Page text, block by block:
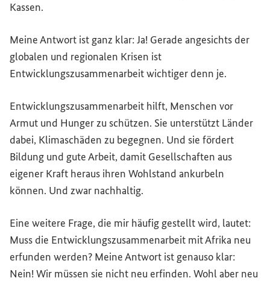
Kassen.
Meine Antwort ist ganz klar: Ja! Gerade angesichts der
globalen und regionalen Krisen ist
Entwicklungszusammenarbeit wichtiger denn je.
Entwicklungszusammenarbeit hilft, Menschen vor
Armut und Hunger zu schützen. Sie unterstützt Länder
dabei, Klimaschäden zu begegnen. Und sie fördert
Bildung und gute Arbeit, damit Gesellschaften aus
eigener Kraft heraus ihren Wohlstand ankurbeln
können. Und zwar nachhaltig.
Eine weitere Frage, die mir häufig gestellt wird, lautet:
Muss die Entwicklungszusammenarbeit mit Afrika neu
erfunden werden? Meine Antwort ist genauso klar:
Nein! Wir müssen sie nicht neu erfinden. Wohl aber neu